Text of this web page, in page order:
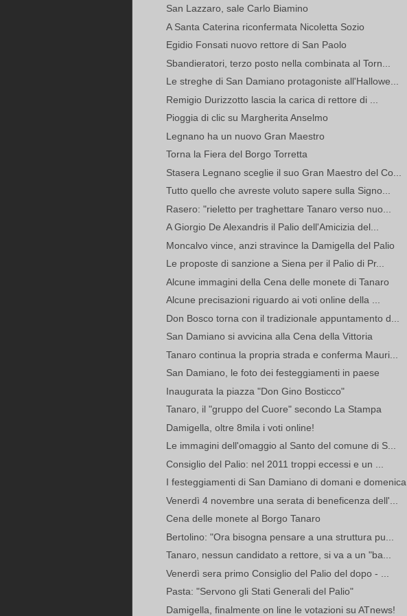
San Lazzaro, sale Carlo Biamino
A Santa Caterina riconfermata Nicoletta Sozio
Egidio Fonsati nuovo rettore di San Paolo
Sbandieratori, terzo posto nella combinata al Torn...
Le streghe di San Damiano protagoniste all'Hallowe...
Remigio Durizzotto lascia la carica di rettore di ...
Pioggia di clic su Margherita Anselmo
Legnano ha un nuovo Gran Maestro
Torna la Fiera del Borgo Torretta
Stasera Legnano sceglie il suo Gran Maestro del Co...
Tutto quello che avreste voluto sapere sulla Signo...
Rasero: "rieletto per traghettare Tanaro verso nuo...
A Giorgio De Alexandris il Palio dell'Amicizia del...
Moncalvo vince, anzi stravince la Damigella del Palio
Le proposte di sanzione a Siena per il Palio di Pr...
Alcune immagini della Cena delle monete di Tanaro
Alcune precisazioni riguardo ai voti online della ...
Don Bosco torna con il tradizionale appuntamento d...
San Damiano si avvicina alla Cena della Vittoria
Tanaro continua la propria strada e conferma Mauri...
San Damiano, le foto dei festeggiamenti in paese
Inaugurata la piazza "Don Gino Bosticco"
Tanaro, il "gruppo del Cuore" secondo La Stampa
Damigella, oltre 8mila i voti online!
Le immagini dell'omaggio al Santo del comune di S...
Consiglio del Palio: nel 2011 troppi eccessi e un ...
I festeggiamenti di San Damiano di domani e domenica
Venerdì 4 novembre una serata di beneficenza dell'...
Cena delle monete al Borgo Tanaro
Bertolino: "Ora bisogna pensare a una struttura pu...
Tanaro, nessun candidato a rettore, si va a un "ba...
Venerdì sera primo Consiglio del Palio del dopo - ...
Pasta: "Servono gli Stati Generali del Palio"
Damigella, finalmente on line le votazioni su ATnews!